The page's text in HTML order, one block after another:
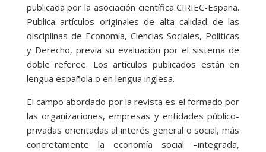
publicada por la asociación científica CIRIEC-España.
Publica artículos originales de alta calidad de las
disciplinas de Economía, Ciencias Sociales, Políticas
y Derecho, previa su evaluación por el sistema de
doble referee. Los artículos publicados están en
lengua española o en lengua inglesa.
El campo abordado por la revista es el formado por
las organizaciones, empresas y entidades público-
privadas orientadas al interés general o social, más
concretamente la economía social –integrada,